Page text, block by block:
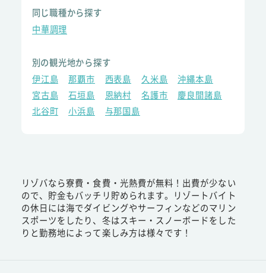
同じ職種から探す
中華調理
別の観光地から探す
伊江島
那覇市 西表島 久米島
沖縄本島
宮古島
石垣島 恩納村 名護市
慶良間諸島
北谷町
小浜島 与那国島
リゾバなら寮費・食費・光熱費が無料！出費が少ない
ので、貯金もバッチリ貯められます。リゾートバイト
の休日には海でダイビングやサーフィンなどのマリン
スポーツをしたり、冬はスキー・スノーボードをした
りと勤務地によって楽しみ方は様々です！